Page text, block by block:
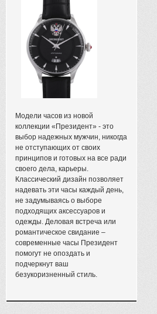
Модели часов из новой
коллекции «Президент» - это
выбор надежных мужчин, никогда
не отступающих от своих
принципов и готовых на все ради
своего дела, карьеры.
Классический дизайн позволяет
надевать эти часы каждый день,
не задумываясь о выборе
подходящих аксессуаров и
одежды. Деловая встреча или
романтическое свидание –
современные часы Президент
помогут не опоздать и
подчеркнут ваш
безукоризненный стиль.